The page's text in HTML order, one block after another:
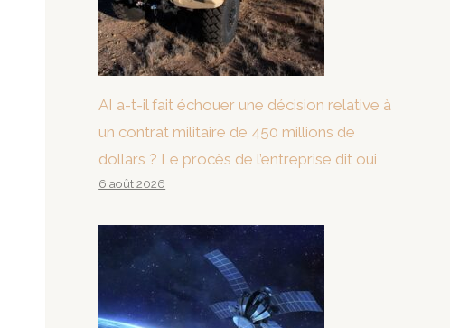
AI a-t-il fait échouer une décision relative à
un contrat militaire de 450 millions de
dollars ? Le procès de l’entreprise dit oui
6 août 2026